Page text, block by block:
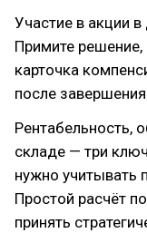
Участие в акции
Примите решение,
карточка
после
Рентабельность,
складе — три
нужно учитывать
Простой расчёт
принять